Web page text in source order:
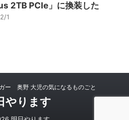
2TB PCIe」に換装した
1
ー 奥野 大児の気になるものごと
やります